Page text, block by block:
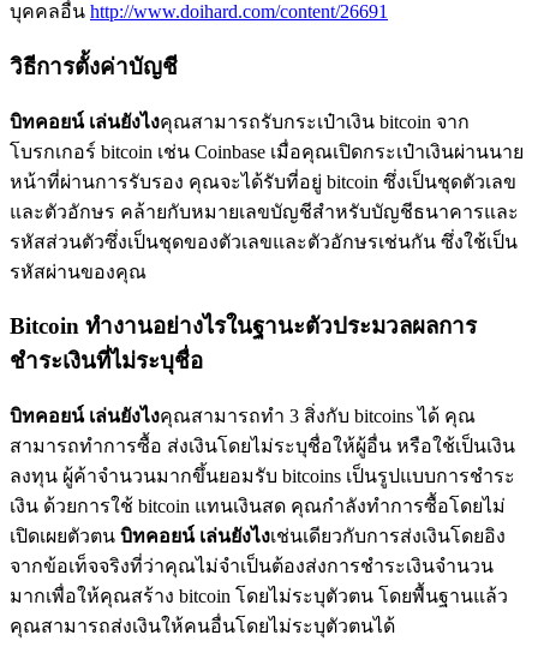
บุคคลอื่น http://www.doihard.com/content/26691
วิธีการตั้งค่าบัญชี
บิทคอยน์ เล่นยังไงคุณสามารถรับกระเป๋าเงิน bitcoin จาก
โบรกเกอร์ bitcoin เช่น Coinbase เมื่อคุณเปิดกระเป๋าเงินผ่านนาย
หน้าที่ผ่านการรับรอง คุณจะได้รับที่อยู่ bitcoin ซึ่งเป็นชุดตัวเลข
และตัวอักษร คล้ายกับหมายเลขบัญชีสำหรับบัญชีธนาคารและ
รหัสส่วนตัวซึ่งเป็นชุดของตัวเลขและตัวอักษรเช่นกัน ซึ่งใช้เป็น
รหัสผ่านของคุณ
Bitcoin ทำงานอย่างไรในฐานะตัวประมวลผลการ
ชำระเงินที่ไม่ระบุชื่อ
บิทคอยน์ เล่นยังไงคุณสามารถทำ 3 สิ่งกับ bitcoins ได้ คุณ
สามารถทำการซื้อ ส่งเงินโดยไม่ระบุชื่อให้ผู้อื่น หรือใช้เป็นเงิน
ลงทุน ผู้ค้าจำนวนมากขึ้นยอมรับ bitcoins เป็นรูปแบบการชำระ
เงิน ด้วยการใช้ bitcoin แทนเงินสด คุณกำลังทำการซื้อโดยไม่
เปิดเผยตัวตน บิทคอยน์ เล่นยังไงเช่นเดียวกับการส่งเงินโดยอิง
จากข้อเท็จจริงที่ว่าคุณไม่จำเป็นต้องส่งการชำระเงินจำนวน
มากเพื่อให้คุณสร้าง bitcoin โดยไม่ระบุตัวตน โดยพื้นฐานแล้ว
คุณสามารถส่งเงินให้คนอื่นโดยไม่ระบุตัวตนได้